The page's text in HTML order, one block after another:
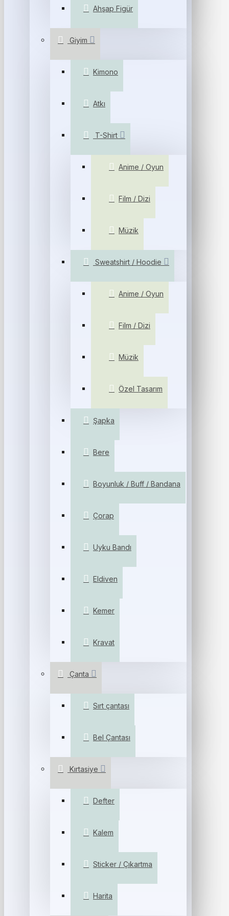
Ahşap Figür
Giyim
Kimono
Atkı
T-Shirt
Anime / Oyun
Film / Dizi
Müzik
Sweatshirt / Hoodie
Anime / Oyun
Film / Dizi
Müzik
Özel Tasarım
Şapka
Bere
Boyunluk / Buff / Bandana
Çorap
Uyku Bandı
Eldiven
Kemer
Kravat
Çanta
Sırt çantası
Bel Çantası
Kırtasiye
Defter
Kalem
Sticker / Çıkartma
Harita